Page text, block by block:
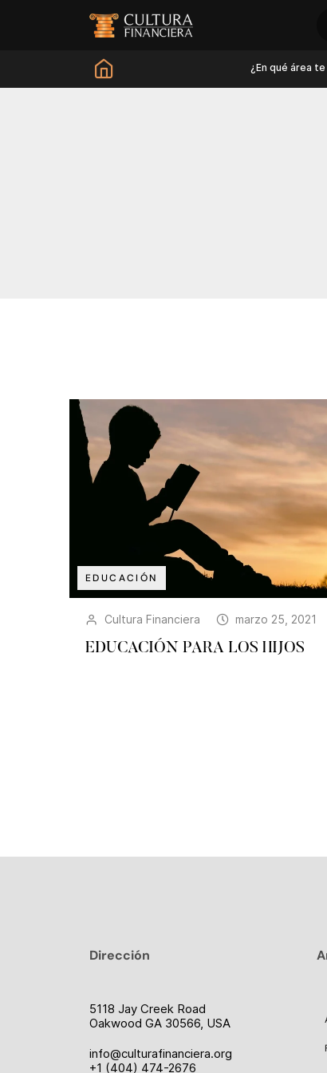
¿En qué área
EDUCACIÓN
Cultura Financiera marzo 25, 2021
EDUCACIÓN PARA LOS HIJOS
Dirección
5118 Jay Creek Road
Oakwood GA 30566, USA
info@culturafinanciera.org
+1 (404) 474-2676